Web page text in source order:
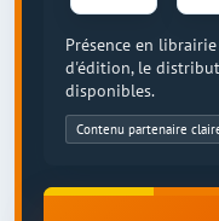
Présence en
d'édition, le
disponibles.
Contenu partenaire